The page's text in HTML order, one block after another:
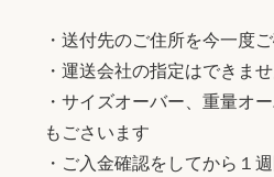
・送付先のご住所を今一度
・運送会社の指定はできま
・サイズオーバー、重量オ
もごさいます
・ご入金確認をしてから１